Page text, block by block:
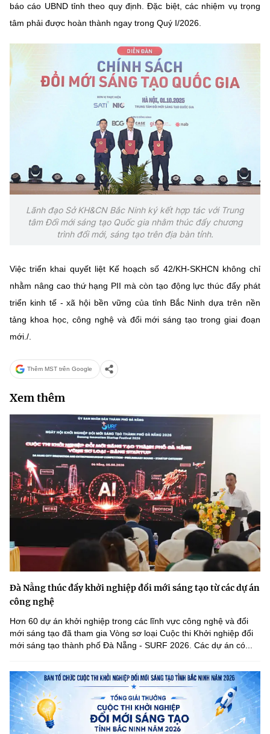
báo cáo UBND tỉnh theo quy định. Đặc biệt, các nhiệm vụ trọng
tâm phải được hoàn thành ngay trong Quý I/2026.
Lãnh đạo Sở KH&CN Bắc Ninh ký kết hợp tác với Trung
tâm Đổi mới sáng tạo Quốc gia nhằm thúc đẩy chương
trình đổi mới, sáng tạo trên địa bàn tỉnh.
Việc triển khai quyết liệt Kế hoạch số 42/KH-SKHCN không chỉ
nhằm nâng cao thứ hạng PII mà còn tạo động lực thúc đẩy phát
triển kinh tế - xã hội bền vững của tỉnh Bắc Ninh dựa trên nền
tảng khoa học, công nghệ và đổi mới sáng tạo trong giai đoạn
mới./.
Thêm MST trên Google
Xem thêm
Đà Nẵng thúc đẩy khởi nghiệp đổi mới sáng tạo từ các dự án
công nghệ
Hơn 60 dự án khởi nghiệp trong các lĩnh vực công nghệ và đổi
mới sáng tạo đã tham gia Vòng sơ loại Cuộc thi Khởi nghiệp đổi
mới sáng tạo thành phố Đà Nẵng - SURF 2026. Các dự án có...